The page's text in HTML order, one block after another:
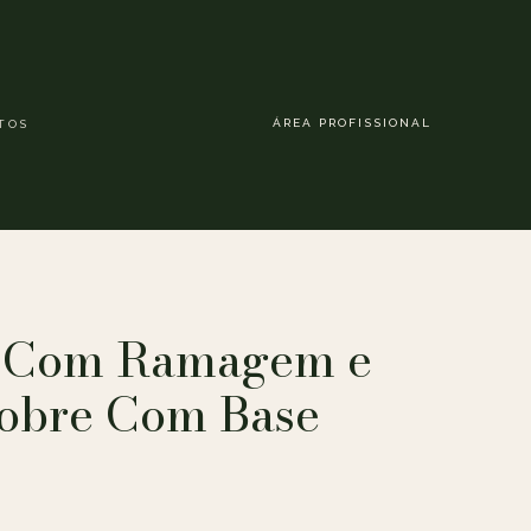
ÁREA PROFISSIONAL
Ramagem e
Com Base